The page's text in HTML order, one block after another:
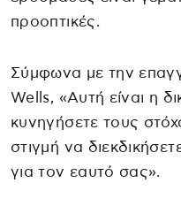
προοπτικές.
Σύμφωνα με την
Wells, «Αυτή είναι η
κυνηγήσετε τους
στιγμή να
για τον εαυτό σας».